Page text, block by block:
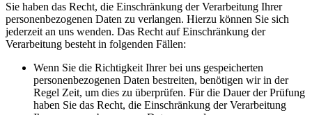
Sie haben das Recht, die Einschränkung der Verarbeitung Ihrer
personenbezogenen Daten zu verlangen. Hierzu können Sie sich
jederzeit an uns wenden. Das Recht auf Einschränkung der
Verarbeitung besteht in folgenden Fällen:
Wenn Sie die Richtigkeit Ihrer bei uns gespeicherten
personenbezogenen Daten bestreiten, benötigen wir in der
Regel Zeit, um dies zu überprüfen. Für die Dauer der Prüfung
haben Sie das Recht, die Einschränkung der Verarbeitung